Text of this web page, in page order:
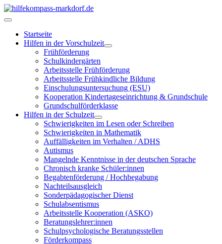
Startseite
Hilfen in der Vorschulzeit
Frühförderung
Schulkindergärten
Arbeitsstelle Frühförderung
Arbeitsstelle Frühkindliche Bildung
Einschulungsuntersuchung (ESU)
Kooperation Kindertageseinrichtung & Grundschule
Grundschulförderklasse
Hilfen in der Schulzeit
Schwierigkeiten im Lesen oder Schreiben
Schwierigkeiten in Mathematik
Auffälligkeiten im Verhalten / ADHS
Autismus
Mangelnde Kenntnisse in der deutschen Sprache
Chronisch kranke Schüler:innen
Begabtenförderung / Hochbegabung
Nachteilsausgleich
Sonderpädagogischer Dienst
Schulabsentismus
Arbeitsstelle Kooperation (ASKO)
Beratungslehrer:innen
Schulpsychologische Beratungsstellen
Förderkompass